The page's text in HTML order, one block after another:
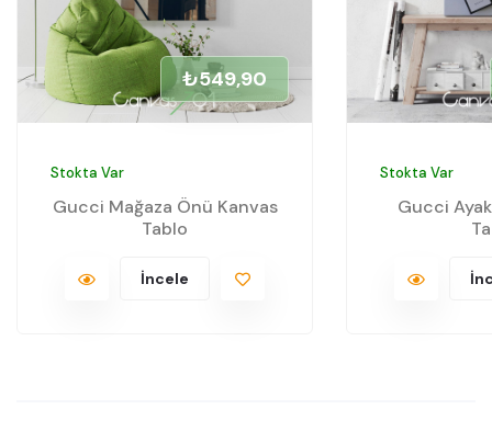
Stokta Var
₺549,90
Gucci Mağaza Önü Kanvas
Tablo
İncele
Stokta Var
Gucci